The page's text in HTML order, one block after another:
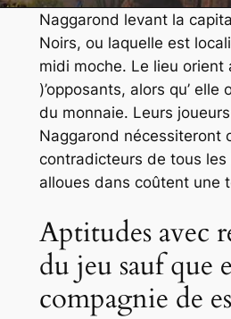
Naggarond levant la
Noirs, ou laquelle est
midi moche. Le lieu orient
)’opposants, alors qu’ elle
du monnaie. Leurs
Naggarond nécessiteront
contradicteurs de tous les
alloues dans coûtent une
Aptitudes avec
du jeu sauf que
compagnie de